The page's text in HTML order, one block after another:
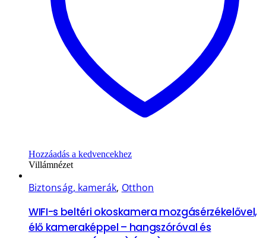
Hozzáadás a kedvencekhez
Villámnézet
Biztonság, kamerák, Otthon
WIFI-s beltéri okoskamera mozgásérzékelővel,
élő kameraképpel – hangszóróval és